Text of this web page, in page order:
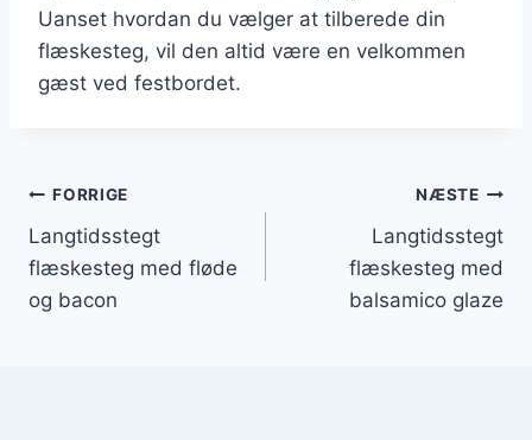
Uanset hvordan du vælger at tilberede din
flæskesteg, vil den altid være en velkommen
gæst ved festbordet.
Indlægsnavigation
FORRIGE
Langtidsstegt
flæskesteg med fløde
og bacon
NÆSTE
Langtidsstegt
flæskesteg med
balsamico glaze